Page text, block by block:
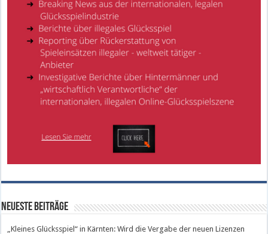
Neueste Beiträge
„Kleines Glücksspiel“ in Kärnten: Wird die Vergabe der neuen Lizenzen